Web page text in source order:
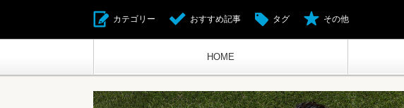
HOME
カテゴリー おすすめ記事 タグ その他